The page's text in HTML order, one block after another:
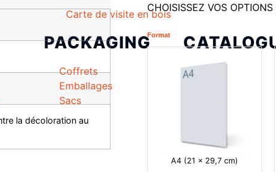
Carte de visite en bois
PACKAGING
Coffrets
Emballages
Sacs
la décoloration au
CHOISISSEZ VOS OPTIONS
Format
A4 (21 x 29,7 cm)